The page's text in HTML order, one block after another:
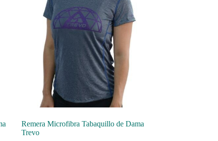
Remera Microfibra Tabaquillo de Dama
Trevo